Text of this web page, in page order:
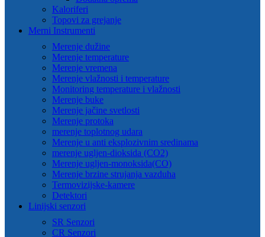
Kaloriferi
Topovi za grejanje
Merni Instrumenti
Merenje dužine
Merenje temperature
Merenje vremena
Merenje vlažnosti i temperature
Monitoring temperature i vlažnosti
Merenje buke
Merenje jačine svetlosti
Merenje protoka
merenje toplotnog udara
Merenje u anti eksplozivnim sredinama
merenje ugljen-dioksida (CO2)
Merenje ugljen-monoksida(CO)
Merenje brzine strujanja vazduha
Termovizijske-kamere
Detektori
Linijski senzori
SR Senzori
CR Senzori